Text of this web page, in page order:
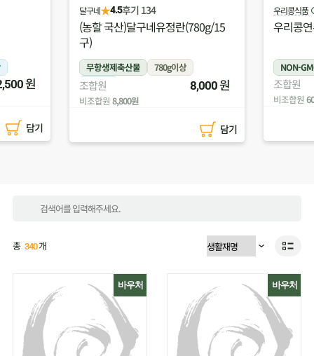
원
담기
우리콩식품 ★4.9후기 95
우리콩연두부(100g)
NON-GMO 100g 냉장
조합원 550원
비조합원 605원
담기
(주)두레올
(농할 국
무농약
조합원
비조합원
총 340 개
바우처 바우처